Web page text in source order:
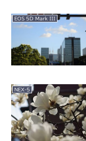
EOS 5D Mark III
NEX-5